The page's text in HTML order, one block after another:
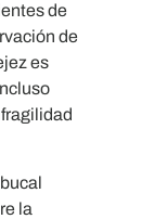
de
de
es
la